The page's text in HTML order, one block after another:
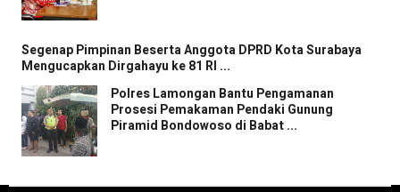
Segenap Pimpinan Beserta Anggota DPRD Kota Surabaya
Mengucapkan Dirgahayu ke 81 RI ...
Polres Lamongan Bantu Pengamanan
Prosesi Pemakaman Pendaki Gunung
Piramid Bondowoso di Babat ...